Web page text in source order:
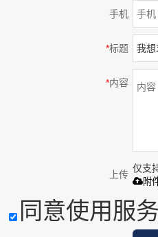
手机
*标题
*内容
上传
仅支
附
同意使用服